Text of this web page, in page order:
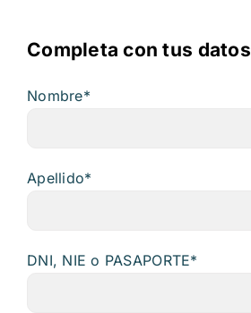
Completa con tus datos
Nombre*
Apellido*
DNI, NIE o PASAPORTE*